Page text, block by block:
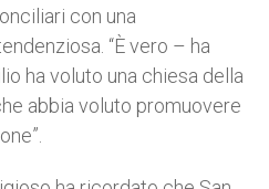
con una
“È vero – ha
ha voluto una chiesa della
abbia voluto promuovere